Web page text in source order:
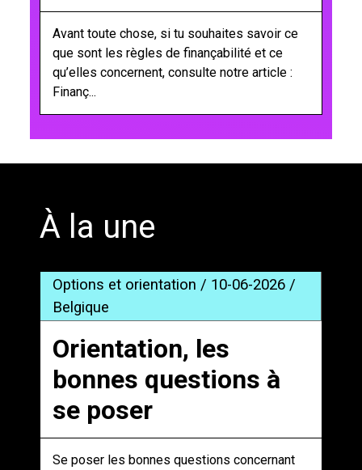
Avant toute chose, si tu souhaites savoir ce
que sont les règles de finançabilité et ce
qu’elles concernent, consulte notre article :
Finanç...
À la une
Options et orientation / 10-06-2026 /
Belgique
Orientation, les
bonnes questions à
se poser
Se poser les bonnes questions concernant